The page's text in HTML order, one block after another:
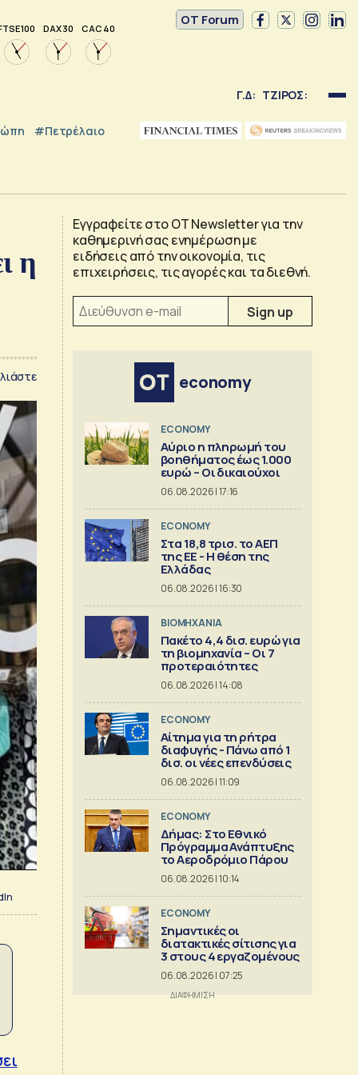
100 DAX 30 CAC 40
OT Forum
Γ.Δ: ΤΖΙΡΟΣ:
#Πετρέλαιο
η
Εγγραφείτε στο OT Newsletter για την
καθημερινή σας ενημέρωση με
ειδήσεις από την οικονομία, τις
επιχειρήσεις, τις αγορές και τα διεθνή.
economy
ECONOMY
Αύριο η πληρωμή του
βοηθήματος έως 1.000
ευρώ – Oι δικαιούχοι
06.08.2026 | 17:16
ECONOMY
Στα 18,8 τρισ. το ΑΕΠ
της ΕΕ - Η θέση της
Ελλάδας
06.08.2026 | 16:30
ΒΙΟΜΗΧΑΝΙΑ
Πακέτο 4,4 δισ. ευρώ για
τη βιομηχανία – Οι 7
προτεραιότητες
06.08.2026 | 14:08
ECONOMY
Αίτημα για τη ρήτρα
διαφυγής - Πάνω από 1
δισ. οι νέες επενδύσεις
06.08.2026 | 11:09
ECONOMY
Δήμας: Στο Εθνικό
Πρόγραμμα Ανάπτυξης
το Αεροδρόμιο Πάρου
06.08.2026 | 10:14
ECONOMY
Σημαντικές οι
διατακτικές σίτισης για
3 στους 4 εργαζομένους
06.08.2026 | 07:25